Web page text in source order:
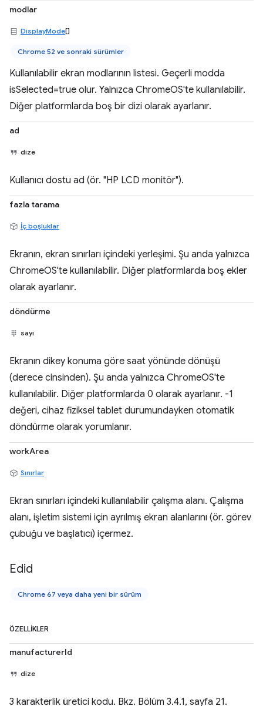
modlar
DisplayMode[]
Chrome 52 ve sonraki sürümler
Kullanılabilir ekran modlarının listesi. Geçerli modda
isSelected=true olur. Yalnızca ChromeOS'te kullanılabilir.
Diğer platformlarda boş bir dizi olarak ayarlanır.
ad
dize
Kullanıcı dostu ad (ör. "HP LCD monitör").
fazla tarama
İç boşluklar
Ekranın, ekran sınırları içindeki yerleşimi. Şu anda yalnızca
ChromeOS'te kullanılabilir. Diğer platformlarda boş ekler
olarak ayarlanır.
döndürme
sayı
Ekranın dikey konuma göre saat yönünde dönüşü
(derece cinsinden). Şu anda yalnızca ChromeOS'te
kullanılabilir. Diğer platformlarda 0 olarak ayarlanır. -1
değeri, cihaz fiziksel tablet durumundayken otomatik
döndürme olarak yorumlanır.
workArea
Sınırlar
Ekran sınırları içindeki kullanılabilir çalışma alanı. Çalışma
alanı, işletim sistemi için ayrılmış ekran alanlarını (ör. görev
çubuğu ve başlatıcı) içermez.
Edid
Chrome 67 veya daha yeni bir sürüm
ÖZELLIKLER
manufacturerId
dize
3 karakterlik üretici kodu. Bkz. Bölüm 3.4.1, sayfa 21.